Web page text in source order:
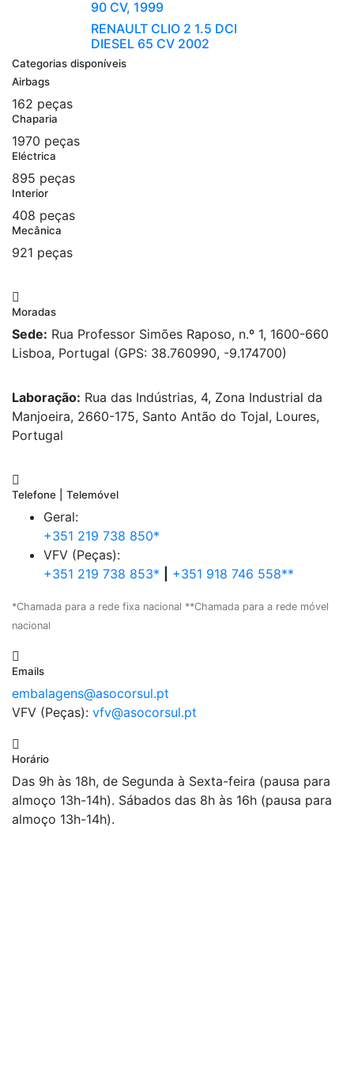
90 CV, 1999
RENAULT CLIO 2 1.5 DCI
DIESEL 65 CV 2002
Categorias disponíveis
Airbags
162 peças
Chaparia
1970 peças
Eléctrica
895 peças
Interior
408 peças
Mecânica
921 peças
Moradas
Sede: Rua Professor Simões Raposo, n.º 1, 1600-660
Lisboa, Portugal (GPS: 38.760990, -9.174700)
Laboração: Rua das Indústrias, 4, Zona Industrial da
Manjoeira, 2660-175, Santo Antão do Tojal, Loures,
Portugal
Telefone | Telemóvel
Geral:
+351 219 738 850*
VFV (Peças):
+351 219 738 853*
+351 918 746 558**
*Chamada para a rede fixa nacional **Chamada para a rede móvel
nacional
Emails
embalagens@asocorsul.pt
VFV (Peças): vfv@asocorsul.pt
Horário
Das 9h às 18h, de Segunda à Sexta-feira (pausa para
almoço 13h-14h). Sábados das 8h às 16h (pausa para
almoço 13h-14h).